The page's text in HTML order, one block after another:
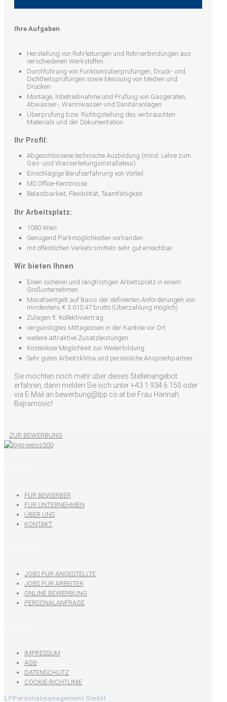
Ihre Aufgaben:
Herstellung von Rohrleitungen und Rohrverbindungen aus
verschiedenen Werkstoffen
Durchführung von Funktionsüberprüfungen, Druck- und
Dichtheitsprüfungen sowie Messung von Medien und
Drücken
Montage, Inbetriebnahme und Prüfung von Gasgeräten,
Abwasser-, Warmwasser-und Sanitäranlagen
Überprüfung bzw. Richtigstellung des verbrauchten
Materials und der Dokumentation
Ihr Profil:
Abgeschlossene technische Ausbildung (mind. Lehre zum
Gas- und Wasserleitungsinstallateur)
Einschlägige Berufserfahrung von Vorteil
MS Office-Kenntnisse
Belastbarkeit, Flexibilität, Teamfähigkeit
Ihr Arbeitsplatz:
1080 Wien
Genügend Parkmöglichkeiten vorhanden
mit öffentlichen Verkehrsmitteln sehr gut erreichbar
Wir bieten Ihnen:
Einen sicheren und langfristigen Arbeitsplatz in einem
Großunternehmen
Monatsentgelt auf Basis der definierten Anforderungen von
mindestens € 3.010,47 brutto (Überzahlung möglich)
Zulagen lt. Kollektivvertrag
vergünstigtes Mittagessen in der Kantine vor Ort
weitere attraktive Zusatzleistungen
Kostenlose Möglichkeit zur Weiterbildung
Sehr gutes Arbeitsklima und persönliche Ansprechpartner
Sie möchten noch mehr über dieses Stellenangebot
erfahren, dann melden Sie sich unter +43 1 934 6 150 oder
via E-Mail an bewerbung@lpp.co.at bei Frau Hannah
Bajramovic!
ZUR BEWERBUNG
FÜR BEWERBER
FÜR UNTERNEHMEN
ÜBER UNS
KONTAKT
JOBS FÜR ANGESTELLTE
JOBS FÜR ARBEITER
ONLINE BEWERBUNG
PERSONALANFRAGE
IMPRESSUM
AGB
DATENSCHUTZ
COOKIE-RICHTLINIE
LPPersonalmanagement GmbH